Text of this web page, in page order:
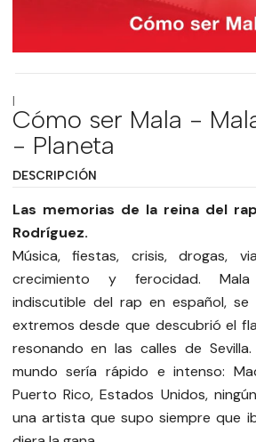
|
Cómo ser Mala -
- Planeta
DESCRIPCIÓN
Las memorias de la reina del
Rodríguez.
Música, fiestas, crisis, drogas,
crecimiento y ferocidad. Mala
indiscutible del rap en español,
extremos desde que descubrió el
resonando en las calles de
mundo sería rápido e intenso:
Puerto Rico, Estados Unidos,
una artista que supo siempre que